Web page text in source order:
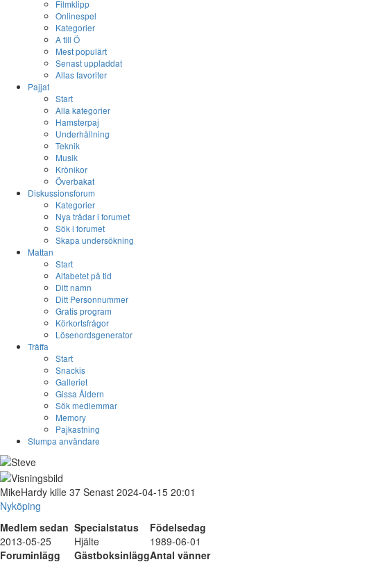
Filmklipp
Onlinespel
Kategorier
A till Ö
Mest populärt
Senast uppladdat
Allas favoriter
Pajjat
Start
Alla kategorier
Hamsterpaj
Underhållning
Teknik
Musik
Krönikor
Överbakat
Diskussionsforum
Kategorier
Nya trådar i forumet
Sök i forumet
Skapa undersökning
Mattan
Start
Alfabetet på tid
Ditt namn
Ditt Personnummer
Gratis program
Körkortsfrågor
Lösenordsgenerator
Träffa
Start
Snackis
Galleriet
Gissa Åldern
Sök medlemmar
Memory
Pajkastning
Slumpa användare
MikeHardy kille 37 Senast 2024-04-15 20:01
Nyköping
Medlem sedan Specialstatus
Födelsedag
2013-05-25
Hjälte
1989-06-01
Foruminlägg
GästboksinläggAntal vänner